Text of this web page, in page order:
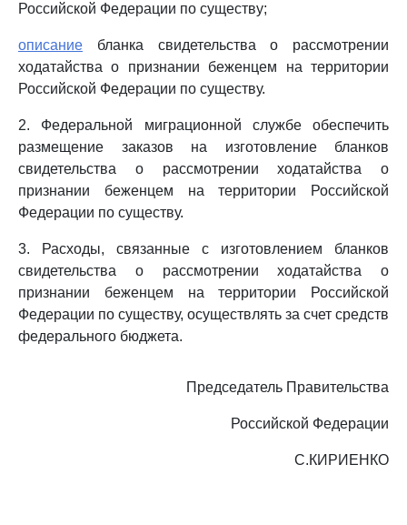
Российской Федерации по существу;
описание бланка свидетельства о рассмотрении
ходатайства о признании беженцем на территории
Российской Федерации по существу.
2. Федеральной миграционной службе обеспечить
размещение заказов на изготовление бланков
свидетельства о рассмотрении ходатайства о
признании беженцем на территории Российской
Федерации по существу.
3. Расходы, связанные с изготовлением бланков
свидетельства о рассмотрении ходатайства о
признании беженцем на территории Российской
Федерации по существу, осуществлять за счет средств
федерального бюджета.
Председатель Правительства
Российской Федерации
С.КИРИЕНКО